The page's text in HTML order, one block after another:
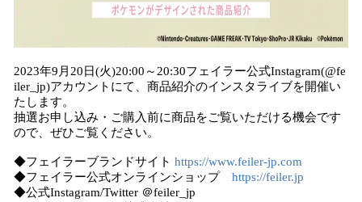
2023年9月20日(火)20:00～20:30フェイラー公式Instagram(@fe
iler_jp)アカウントにて、商品紹介のインスタライブを開催い
たします。
抽選お申し込み・ご購入前に商品をご覧いただける機会です
ので、ぜひご覧ください。
◆フェイラーブランドサイト https://www.feiler-jp.com
◆フェイラー公式オンラインショップ https://feiler.jp
◆公式Instagram/Twitter ＠feiler_jp